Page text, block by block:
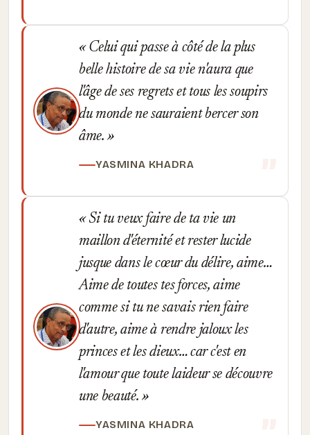
Celui qui passe à côté de la plus
belle histoire de sa vie n'aura que
l'âge de ses regrets et tous les soupirs
du monde ne sauraient bercer son
âme.
YASMINA KHADRA
Si tu veux faire de ta vie un
maillon d'éternité et rester lucide
jusque dans le cœur du délire, aime…
Aime de toutes tes forces, aime
comme si tu ne savais rien faire
d'autre, aime à rendre jaloux les
princes et les dieux… car c'est en
l'amour que toute laideur se découvre
une beauté.
YASMINA KHADRA